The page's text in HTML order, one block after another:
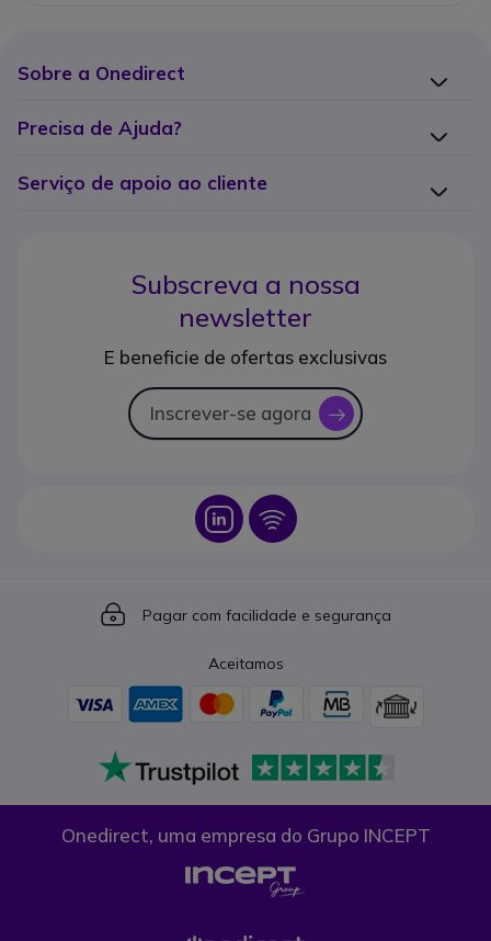
Sobre a Onedirect
Precisa de Ajuda?
Serviço de apoio ao cliente
Subscreva a nossa
newsletter
E beneficie de ofertas exclusivas
Inscrever-se agora icon
Icon Icon
Icon
Pagar com facilidade e segurança
Aceitamos
Onedirect, uma empresa do Grupo INCEPT